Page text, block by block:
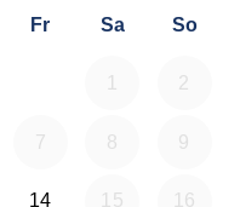
Fr Sa So
2
7 8 9
14 15 16